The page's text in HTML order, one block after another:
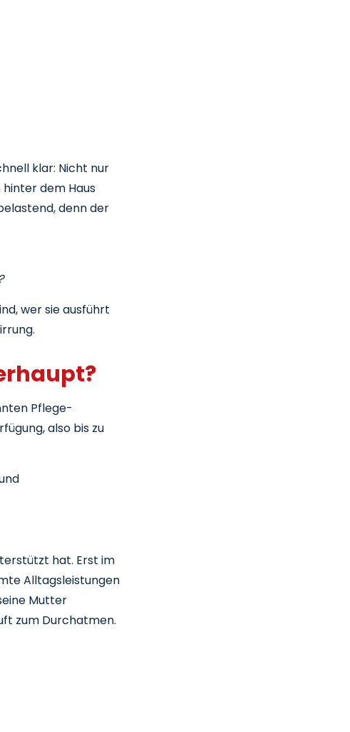
klar: Nicht nur
dem Haus
denn der
wer sie ausführt
Pflege-
also bis zu
hat. Erst im
Alltagsleistungen
Mutter
zum Durchatmen.